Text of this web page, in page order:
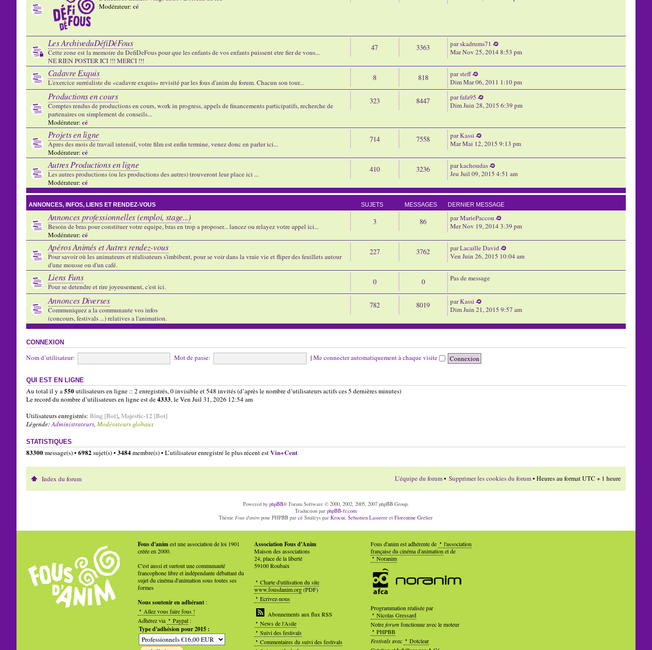
Modérateur: cé
Les ArchiveduDéfiDéFous
Cette zone est la memoire du DefiDeFous pour que les enfants de vos enfants puissent etre fier de vous...
NE RIEN POSTER ICI !!! MERCI !!!
47 3363 parskadrums71
Mar Nov 25, 2014 8:53 pm
Cadavre Exquis
L'exercice surréaliste du «cadavre exquis» revisité par les fous d'anim du forum. Chacun son tour...
8 818 parsteff
Dim Mar 06, 2011 1:10 pm
Productions en cours
Comptes rendus de productions en cours, work in progress, appels de financements participatifs, recherche de
partenaires ou simplement de conseils...
Modérateur: cé
323 8447 parfafa95
Dim Juin 28, 2015 6:39 pm
Projets en ligne
Apres des mois de travail intensif, votre film est enfin termine, venez donc en parler ici...
Modérateur: cé
714 7558 parKassi
Mar Mai 12, 2015 9:13 pm
Autres Productions en ligne
Les autres productions (ou les productions des autres) trouveront leur place ici ...
Modérateur: cé
410 3236 parkachoudas
Jeu Juil 09, 2015 4:51 am
ANNONCES, INFOS, LIENS ET RENDEZ-VOUS SUJETS MESSAGES DERNIER MESSAGE
Annonces professionnelles (emploi, stage...)
Besoin de bras pour constituer votre equipe, bras en trop a proposer... lancez ou relayez votre appel ici...
Modérateur: cé
3 86 parMariePaccou
Mer Nov 19, 2014 3:39 pm
Apéros Animés et Autres rendez-vous
Pour savoir où les animateurs et réalisateurs s'imbibent, pour se voir dans la vraie vie et fliper des feuillets autour
d'une mousse ou d'un café.
227 3762 parLacaille David
Ven Juin 26, 2015 10:04 am
Liens Funs
Pour se detendre et rire joyeusement, c'est ici.
0 0 Pas de message
Annonces Diverses
Communiquez a la communaute vos infos
(concours, festivals ...) relatives a l'animation.
782 8019 parKassi
Dim Juin 21, 2015 9:57 am
CONNEXION
Nom d’utilisateur: Mot de passe: | Me connecter automatiquement à chaque visite
QUI EST EN LIGNE
Au total il y a550utilisateurs en ligne :: 2 enregistrés, 0 invisible et 548 invités (d’après le nombre d’utilisateurs actifs ces 5 dernières minutes)
Le record du nombre d’utilisateurs en ligne est de4333, le Ven Juil 31, 2026 12:54 am
Utilisateurs enregistrés: Bing [Bot],Majestic-12 [Bot]
Légende:Administrateurs, Modérateurs globaux
STATISTIQUES
83300message(s) • 6982sujet(s) • 3484membre(s) • L’utilisateur enregistré le plus récent estVin+Cent
Index du forum L’équipe du forum• Supprimer les cookies du forum• Heures au format UTC + 1 heure
Powered by phpBB® Forum Software © 2000, 2002, 2005, 2007 phpBB Group.
Traduction parphpBB-fr.com
Thème Fous d'anim pour PHPBB parcé Smileys parKrocui ,Sebastien Lasserre etFlorentine Grelier
Fous d'animest une association de loi 1901
créée en 2000.
C'est aussi et surtout une communauté
francophone libre et indépendante débattant du
sujet du cinéma d'animation sous toutes ses
formes
Nous soutenir en adhérant:
Allez vous faire fous !
Adhérez via
Paypal:
Type d'adhésion pour 2015 :
Association Fous d'Anim
Maison des associations
24, place de la liberté
59100 Roubaix
Charte d'utilisation du site
www.fousdanim.org(PDF)
Ecrivez-nous
Abonnements aux flux RSS
News de l'Asile
Suivi des festivals
Commentaires du suivi des festivals
Fous d'anim est adhérente de
l'association
française du cinéma d'animationet de
Noranim
Programmation réalisée par
Nicolas Gressard
Notreforumfonctionne avec le moteur
PHPBB
Festivalsavec
Dotclear